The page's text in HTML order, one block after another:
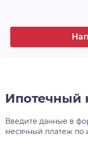
Ипотечный
Введите данные в
месячный платеж по